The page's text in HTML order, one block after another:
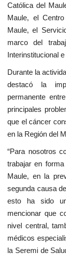
Católica del
Maule, el
Maule, el
marco del
Interinstitucional
Durante la
destacó la
permanente
principales
que el cáncer
en la Región del
“Para nosotros
trabajar en
Maule, en la
segunda causa
esto ha sido
mencionar que
nivel central,
médicos
la Seremi de